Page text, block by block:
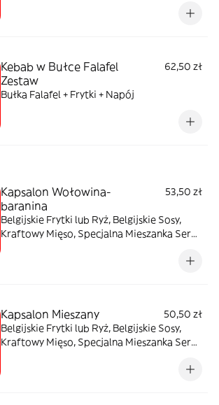
Kebab w Bułce Falafel
Zestaw
62,50 zł
Bułka Falafel + Frytki + Napój
Kapsalon Wołowina-
baranina
53,50 zł
Belgijskie Frytki lub Ryż, Belgijskie Sosy,
Kraftowy Mięso, Specjalna Mieszanka Sera,
Kapsalon Mieszany
50,50 zł
Belgijskie Frytki lub Ryż, Belgijskie Sosy,
Kraftowy Mięso, Specjalna Mieszanka Sera,